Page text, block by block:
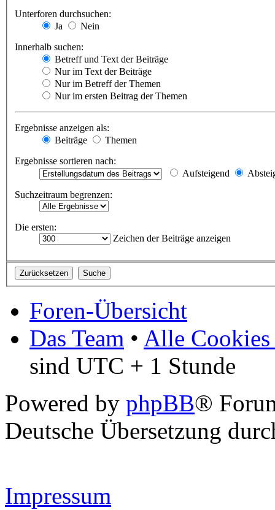
Unterforen durchsuchen:
Ja
Nein
Innerhalb suchen:
Betreff und Text der Beiträge
Nur im Text der Beiträge
Nur im Betreff der Themen
Nur im ersten Beitrag der Themen
Ergebnisse anzeigen als:
Beiträge
Themen
Ergebnisse sortieren nach:
Aufsteigend
Suchzeitraum begrenzen:
Die ersten:
Zeichen der Beiträge anzeigen
Foren-Übersicht
Das Team • Alle Cookies
sind UTC + 1 Stunde
Powered by phpBB®
Deutsche Übersetzung
Impressum